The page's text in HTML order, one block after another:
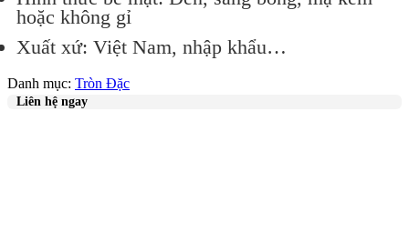
hoặc không gỉ
Xuất xứ: Việt Nam, nhập khẩu…
Danh mục: Tròn Đặc
Liên hệ ngay